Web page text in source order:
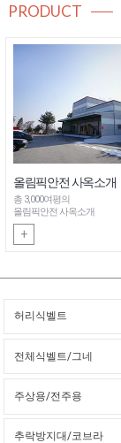
PRODUCT
올림픽안전 사옥소개
총 3,000여평의
올림픽안전 사옥소개
+
허리식벨트
전체식벨트/그네
주상용/전주용
추락방지대/코브라